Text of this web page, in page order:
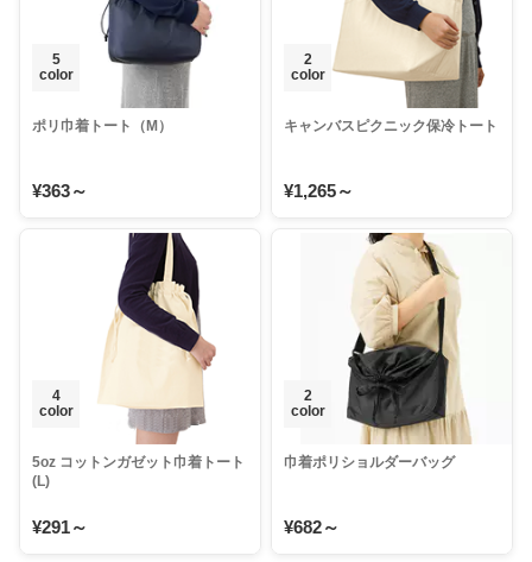
5
color
ポリ巾着トート（M）
¥363～
2
color
キャンバスピクニック保冷トート
¥1,265～
4
color
5oz コットンガゼット巾着トート
(L)
¥291～
2
color
巾着ポリショルダーバッグ
¥682～